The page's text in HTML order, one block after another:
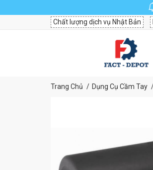
Chất lượng dịch vụ Nhật Bản
Trang Chủ Dụng Cụ Cầm Tay